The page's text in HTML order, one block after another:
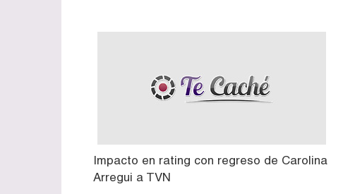
Impacto en rating con regreso de Carolina
Arregui a TVN